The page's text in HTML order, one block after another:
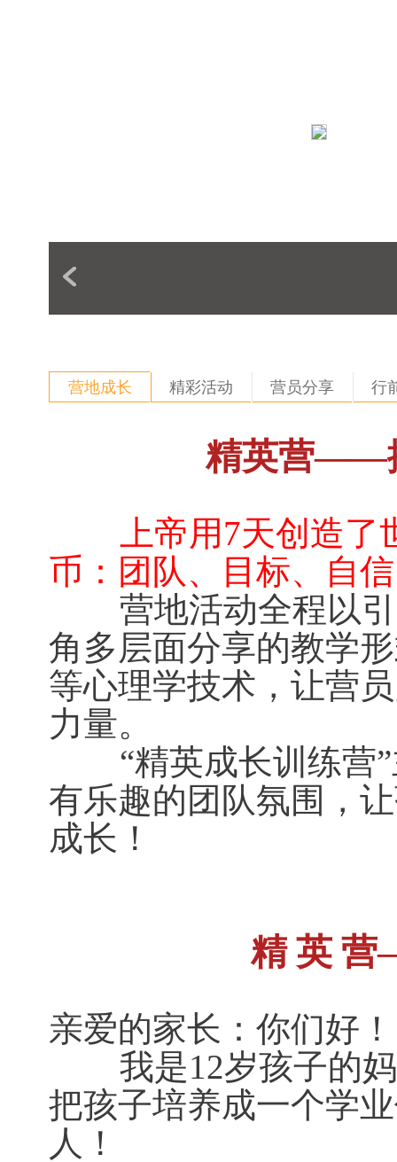
营地成长 精彩活动 营员分享 行
精英营——
上帝用7天创造了世
币：团队、目标、自
营地活动全程以引
角多层面分享的教学
等心理学技术，让营
力量。
“精英成长训练营”
有乐趣的团队氛围，
成长！
精 英 营
亲爱的家长：你们好！
我是12岁孩子的妈
把孩子培养成一个学
人！